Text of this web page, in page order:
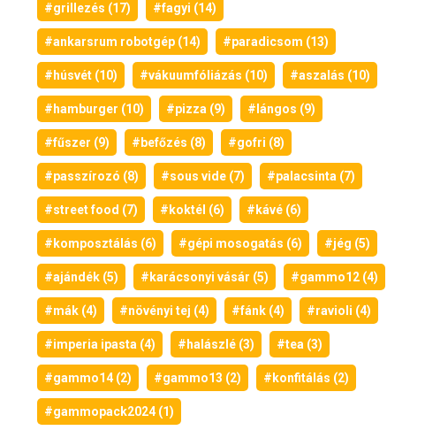
#grillezés (17) #fagyi (14)
#ankarsrum robotgép (14) #paradicsom (13)
#húsvét (10) #vákuumfóliázás (10) #aszalás (10)
#hamburger (10) #pizza (9) #lángos (9)
#fűszer (9) #befőzés (8) #gofri (8)
#passzírozó (8) #sous vide (7) #palacsinta (7)
#street food (7) #koktél (6) #kávé (6)
#komposztálás (6) #gépi mosogatás (6) #jég (5)
#ajándék (5) #karácsonyi vásár (5) #gammo12 (4)
#mák (4) #növényi tej (4) #fánk (4) #ravioli (4)
#imperia ipasta (4) #halászlé (3) #tea (3)
#gammo14 (2) #gammo13 (2) #konfitálás (2)
#gammopack2024 (1)